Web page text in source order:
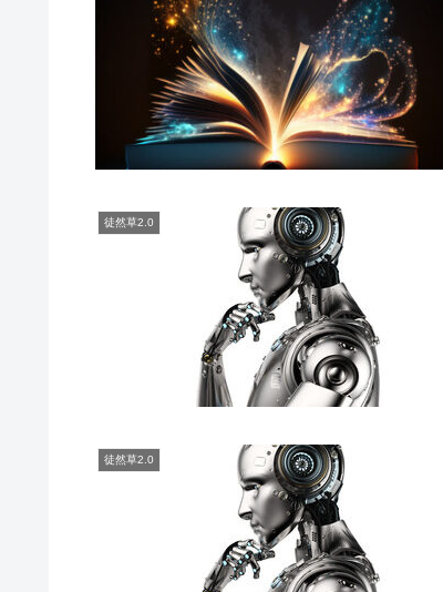
徒然草2.0
徒然草2.0